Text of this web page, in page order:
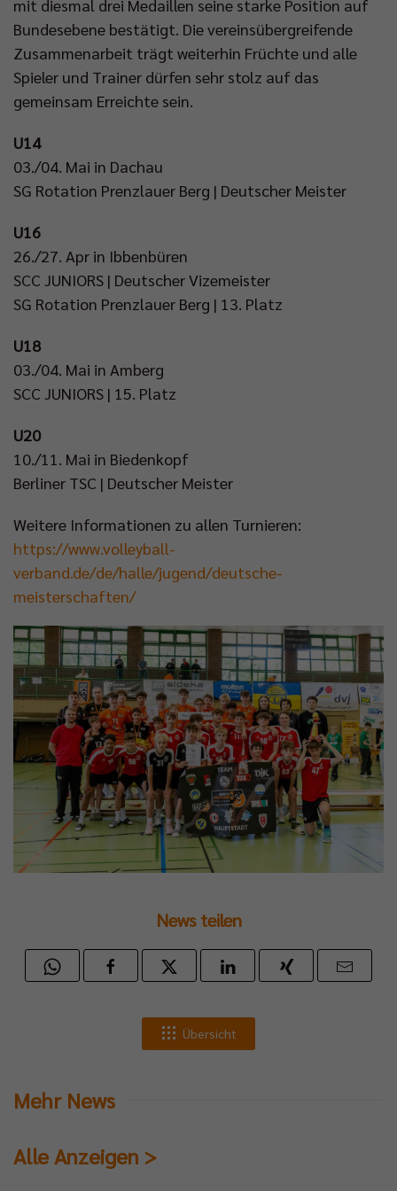
mit diesmal drei Medaillen seine starke Position auf
Bundesebene bestätigt. Die vereinsübergreifende
Zusammenarbeit trägt weiterhin Früchte und alle
Spieler und Trainer dürfen sehr stolz auf das
gemeinsam Erreichte sein.
U14
03./04. Mai in Dachau
SG Rotation Prenzlauer Berg | Deutscher Meister
U16
26./27. Apr in Ibbenbüren
SCC JUNIORS | Deutscher Vizemeister
SG Rotation Prenzlauer Berg | 13. Platz
U18
03./04. Mai in Amberg
SCC JUNIORS | 15. Platz
U20
10./11. Mai in Biedenkopf
Berliner TSC | Deutscher Meister
Weitere Informationen zu allen Turnieren:
https://www.volleyball-
verband.de/de/halle/jugend/deutsche-
meisterschaften/
News teilen
Übersicht
Mehr News
Alle Anzeigen >